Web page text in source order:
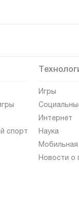
спорт
Игры
Интернет
Наука
Мобильная
Новости о